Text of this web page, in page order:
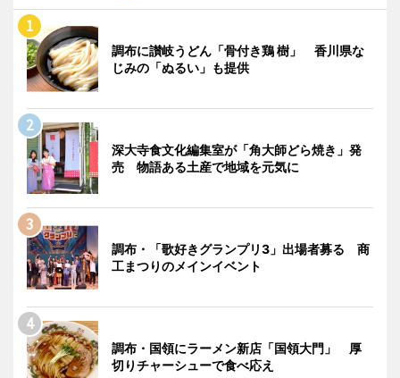
調布に讃岐うどん「骨付き鶏 樹」 香川県な
じみの「ぬるい」も提供
深大寺食文化編集室が「角大師どら焼き」発
売 物語ある土産で地域を元気に
調布・「歌好きグランプリ3」出場者募る 商
工まつりのメインイベント
調布・国領にラーメン新店「国領大門」 厚
切りチャーシューで食べ応え